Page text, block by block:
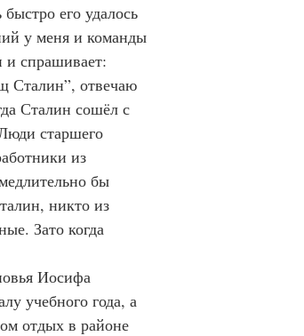
его удалось
у меня и команды
и спрашивает:
Сталин”, отвечаю
Сталин сошёл с
старшего
из
бы
никто из
Зато когда
Иосифа
учебного года, а
отдых в районе